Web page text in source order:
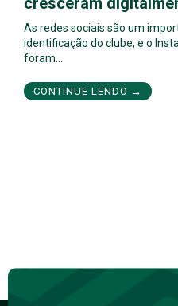
As redes sociais são um
identificação do clube, e o
foram…
CONTINUE LENDO →